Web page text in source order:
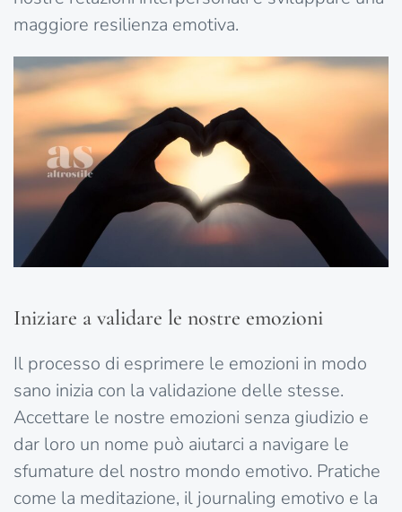
maggiore resilienza emotiva.
Iniziare a validare le nostre emozioni
Il processo di esprimere le emozioni in modo
sano inizia con la validazione delle stesse.
Accettare le nostre emozioni senza giudizio e
dar loro un nome può aiutarci a navigare le
sfumature del nostro mondo emotivo. Pratiche
come la meditazione, il journaling emotivo e la